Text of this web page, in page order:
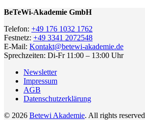
BeTeWi-Akademie GmbH
Telefon: +49 176 1032 1762
Festnetz: +49 3341 2072548
E-Mail: Kontakt@betewi-akademie.de
Sprechzeiten: Di-Fr 11:00 – 13:00 Uhr
Newsletter
Impressum
AGB
Datenschutzerklärung
© 2026 Betewi Akademie. All rights reserved